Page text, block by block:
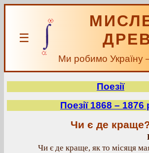
☰
Ми робимо Україну
Поезії
Поезії 1868 – 1876
Чи є де
Чи є де краще, як то місяця